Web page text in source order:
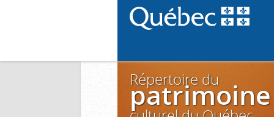
Répertoire du
patrimoine